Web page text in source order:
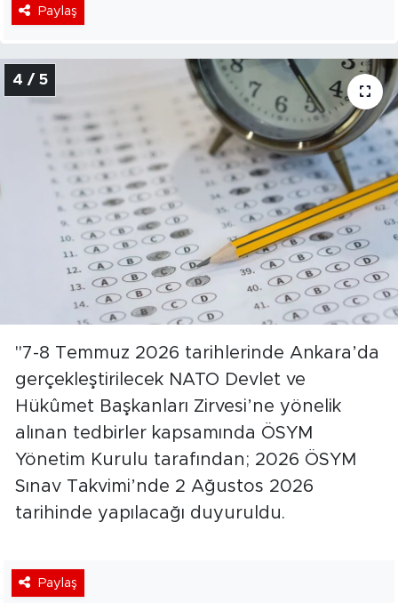
Paylaş
4 / 5
"7-8 Temmuz 2026 tarihlerinde Ankara’da
gerçekleştirilecek NATO Devlet ve
Hükûmet Başkanları Zirvesi’ne yönelik
alınan tedbirler kapsamında ÖSYM
Yönetim Kurulu tarafından; 2026 ÖSYM
Sınav Takvimi’nde 2 Ağustos 2026
tarihinde yapılacağı duyuruldu.
Paylaş